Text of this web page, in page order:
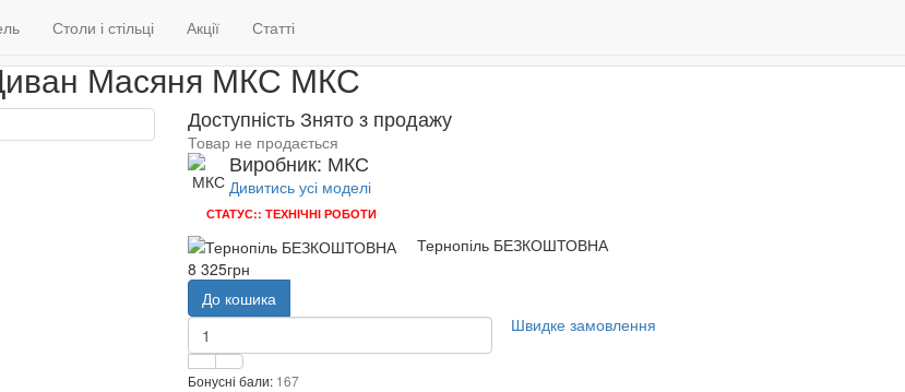
Столи і стільці Акції Статті
М'які меблі Дивани Диван Масяня МКС
Масяня МКС МКС
Доступність Знято з продажу
Товар не продається
Виробник: МКС
Дивитись усі моделі
СТАТУС:: ТЕХНІЧНІ РОБОТИ
Тернопіль БЕЗКОШТОВНА
8 325грн
До кошика
Швидке замовлення
Бонусні бали: 167